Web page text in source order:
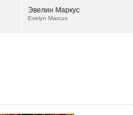
Эвелин Маркус
Evelyn Marcus